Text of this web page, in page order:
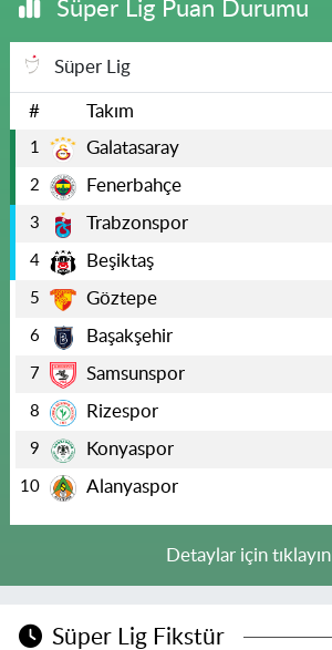
Süper Lig Puan Durumu
Süper Lig
# Takım
1 Galatasaray
2 Fenerbahçe
3 Trabzonspor
4 Beşiktaş
5 Göztepe
6 Başakşehir
7 Samsunspor
8 Rizespor
9 Konyaspor
10 Alanyaspor
Detaylar için tıklayın
Süper Lig Fikstür